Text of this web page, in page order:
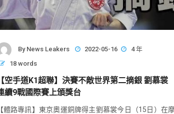
By News Leakers 2022-05-16
4 年
18 words
【空手道K1超聯】決賽不敵世界第二摘銀 劉慕裳
續9戰國際賽上頒獎台
【體路專訊】東京奧運銅牌得主劉慕裳今日（15日）在